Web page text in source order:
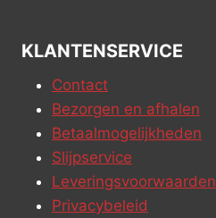
KLANTENSERVICE
Contact
Bezorgen en afhalen
Betaalmogelijkheden
Slijpservice
Leveringsvoorwaarden
Privacybeleid